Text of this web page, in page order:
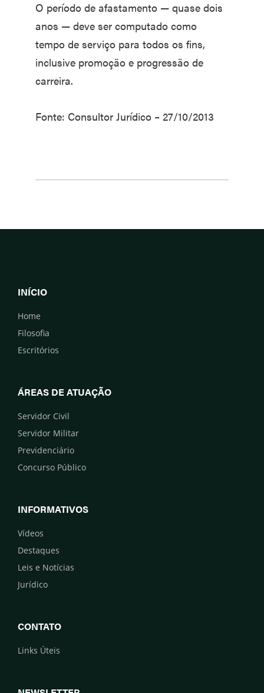
O período de afastamento — quase dois
anos — deve ser computado como
tempo de serviço para todos os fins,
inclusive promoção e progressão de
carreira.
Fonte: Consultor Jurídico – 27/10/2013
INÍCIO
Home
Filosofia
Escritórios
ÁREAS DE ATUAÇÃO
Servidor Civil
Servidor Militar
Previdenciário
Concurso Público
INFORMATIVOS
Vídeos
Destaques
Leis e Notícias
Jurídico
CONTATO
Links Úteis